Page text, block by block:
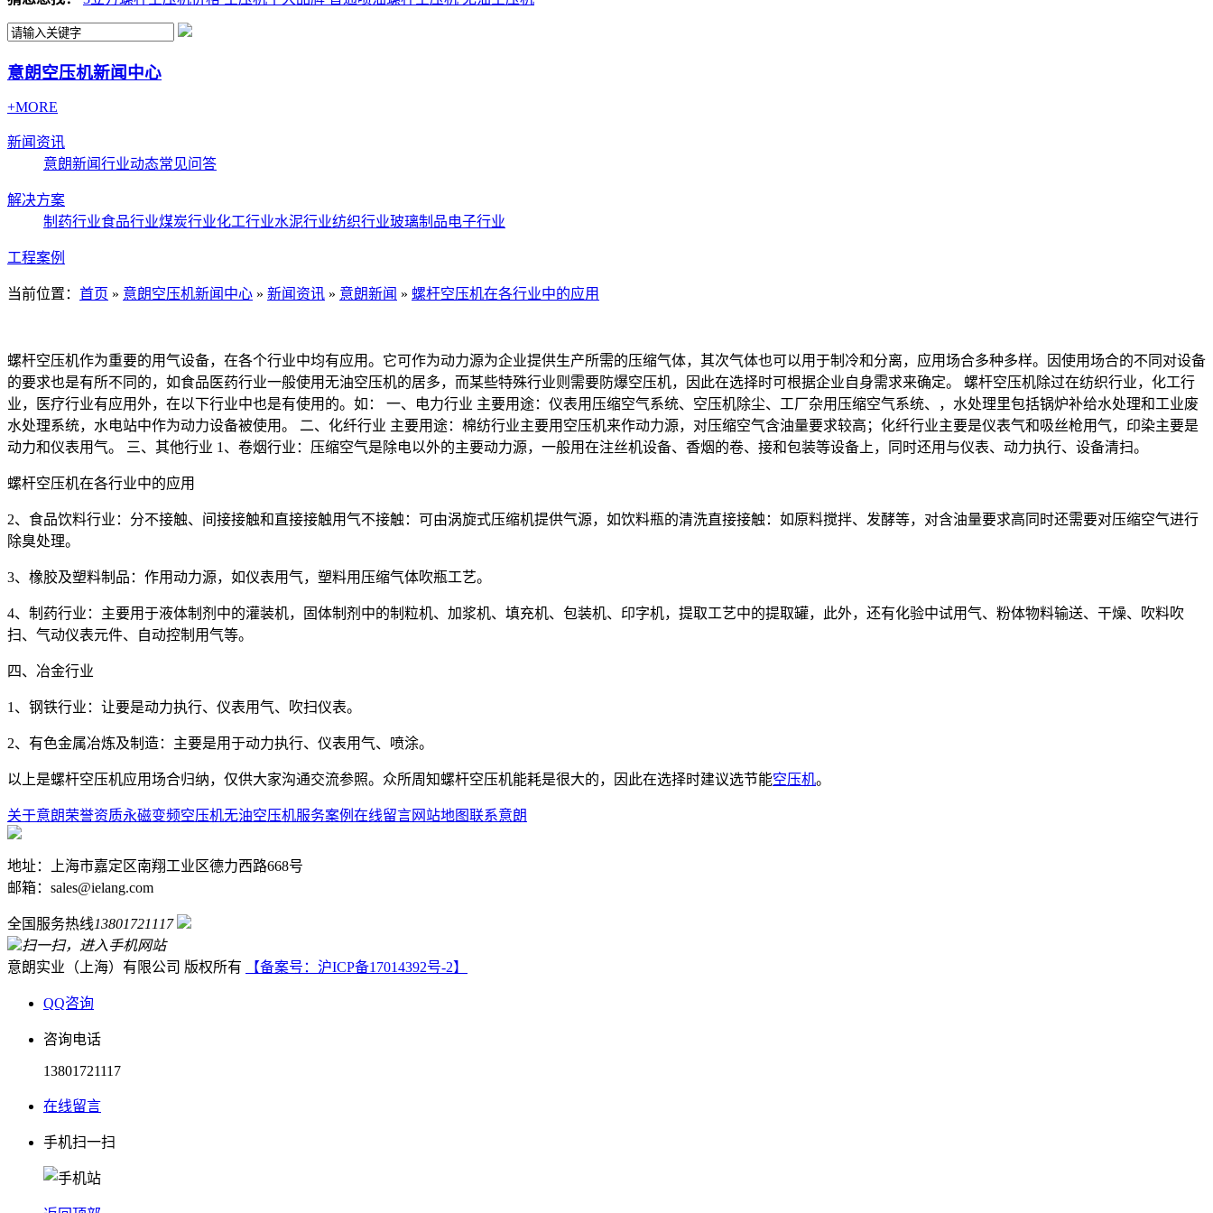
意朗空压机新闻中心
+MORE
新闻资讯
意朗新闻行业动态常见问答
解决方案
制药行业食品行业煤炭行业化工行业水泥行业纺织行业玻璃制品电子行业
工程案例
当前位置： 首页 » 意朗空压机新闻中心 » 新闻资讯 » 意朗新闻 » 螺杆空压机在各行业中的应用
螺杆空压机作为重要的用气设备，在各个行业中均有应用。它可作为动力源为企业提供生产所需的压缩气体，其次气体也可以用于制冷和分离，应用场合多种多样。因使用场合的不同对设备
的要求也是有所不同的，如食品医药行业一般使用无油空压机的居多，而某些特殊行业则需要防爆空压机，因此在选择时可根据企业自身需求来确定。
螺杆空压机除过在纺织行业，化工行
业，医疗行业有应用外，在以下行业中也是有使用的。如：
一、电力行业 主要用途：仪表用压缩空气系统、空压机除尘、工厂杂用压缩空气系统、，水处理里包括锅炉补给水处理和工业废
水处理系统，水电站中作为动力设备被使用。
二、化纤行业 主要用途：棉纺行业主要用空压机来作动力源，对压缩空气含油量要求较高；化纤行业主要是仪表气和吸丝枪用气，印染主要是
动力和仪表用气。
三、其他行业 1 、卷烟行业：压缩空气是除电以外的主要动力源，一般用在注丝机设备、香烟的卷、接和包装等设备上，同时还用与仪表、动力执行、设备清扫。
螺杆空压机在各行业中的应用
2、食品饮料行业：分不接触、间接接触和直接接触用气不接触：可由涡旋式压缩机提供气源，如饮料瓶的清洗直接接触：如原料搅拌、发酵等，对含油量要求高同时还需要对压缩空气进行
除臭处理。
3、橡胶及塑料制品：作用动力源，如仪表用气，塑料用压缩气体吹瓶工艺。
4、制药行业：主要用于液体制剂中的灌装机，固体制剂中的制粒机、加浆机、填充机、包装机、印字机，提取工艺中的提取罐，此外，还有化验中试用气、粉体物料输送、干燥、吹料吹
扫、气动仪表元件、自动控制用气等。
四、冶金行业
1 、钢铁行业：让要是动力执行、仪表用气、吹扫仪表。
2、有色金属冶炼及制造：主要是用于动力执行、仪表用气、喷涂。
以上是螺杆空压机应用场合归纳，仅供大家沟通交流参照。众所周知螺杆空压机能耗是很大的，因此在选择时建议选节能空压机。
关于意朗荣誉资质永磁变频空压机无油空压机服务案例 在线留言网站地图联系意朗
地址：上海市嘉定区南翔工业区德力西路668号
邮箱：sales@ielang.com
全国服务热线13801721117
扫一扫，进入手机网站
意朗实业（上海）有限公司 版权所有
【备案号：沪ICP备17014392号-2】
QQ咨询
咨询电话
13801721117
在线留言
手机扫一扫